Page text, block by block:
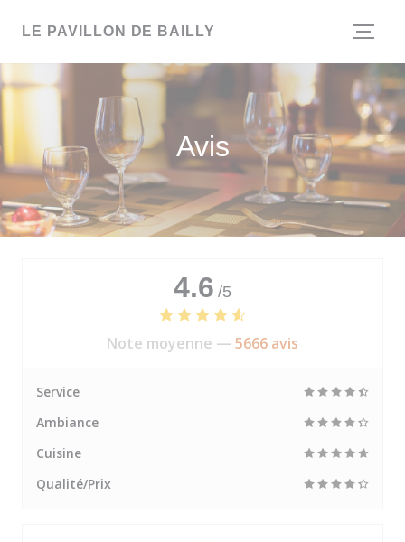
LE PAVILLON DE BAILLY
Avis
4.6 /5
Note moyenne — 5666 avis
Service
Ambiance
Cuisine
Qualité/Prix